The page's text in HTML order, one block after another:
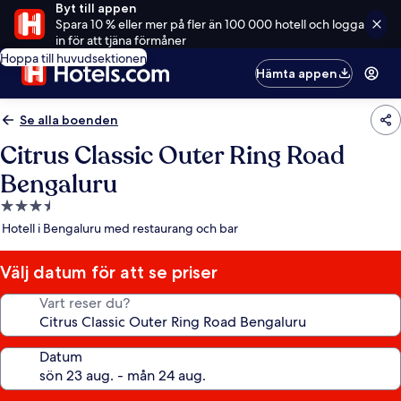
Byt till appen
Spara 10 % eller mer på fler än 100 000 hotell och logga
in för att tjäna förmåner
Hoppa till huvudsektionen
Hämta appen
Se alla boenden
Citrus Classic Outer Ring Road
Bengaluru
3.5-
stjärnigt
Hotell i Bengaluru med restaurang och bar
Välj datum för att se priser
Vart reser du?
Datum